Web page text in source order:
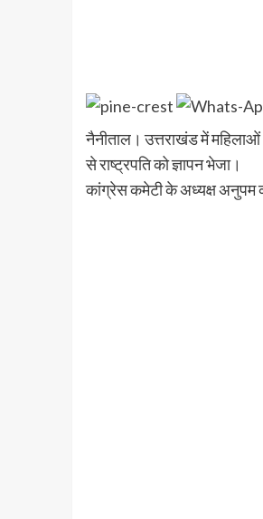
नैनीताल। उत्तराखंड में
से राष्ट्रपति को ज्ञापन भेजा।
कांग्रेस कमेटी के अध्यक्ष अनुपम